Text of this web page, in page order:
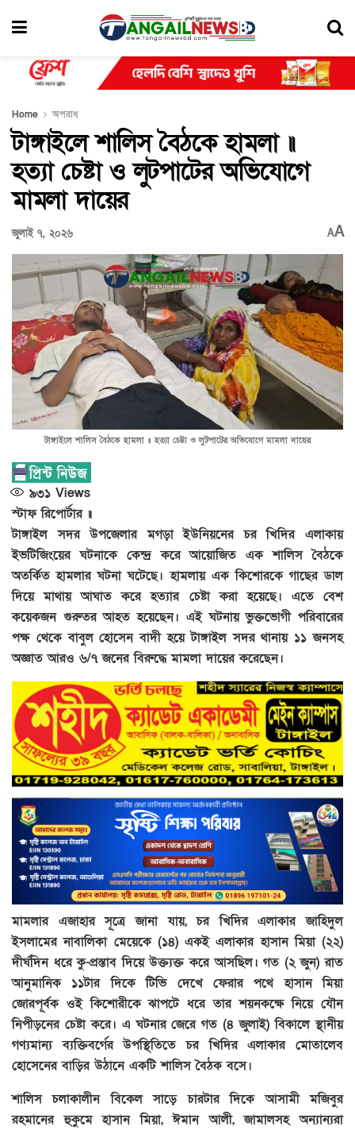
Home অপরাধ
টাঙ্গাইলে শালিস বৈঠকে হামলা ॥
হত্যা চেষ্টা ও লুটপাটের অভিযোগে
মামলা দায়ের
জুলাই ৭, ২০২৬ AA
টাঙ্গাইলে শালিস বৈঠকে হামলা ॥ হত্যা চেষ্টা ও লুটপাটের অভিযোগে মামলা দায়ের
৯৩১ Views
স্টাফ রিপোর্টার ॥
টাঙ্গাইল সদর উপজেলার মগড়া ইউনিয়নের চর খিদির এলাকায়
ইভটিজিংয়ের ঘটনাকে কেন্দ্র করে আয়োজিত এক শালিস বৈঠকে
অতর্কিত হামলার ঘটনা ঘটেছে। হামলায় এক কিশোরকে গাছের ডাল
দিয়ে মাথায় আঘাত করে হত্যার চেষ্টা করা হয়েছে। এতে বেশ
কয়েকজন গুরুতর আহত হয়েছেন। এই ঘটনায় ভুক্তভোগী পরিবারের
পক্ষ থেকে বাবুল হোসেন বাদী হয়ে টাঙ্গাইল সদর থানায় ১১ জনসহ
অজ্ঞাত আরও ৬/৭ জনের বিরুদ্ধে মামলা দায়ের করেছেন।
মামলার এজাহার সূত্রে জানা যায়, চর খিদির এলাকার জাহিদুল
ইসলামের নাবালিকা মেয়েকে (১৪) একই এলাকার হাসান মিয়া (২২)
দীর্ঘদিন ধরে কু-প্রস্তাব দিয়ে উক্ত্যক্ত করে আসছিল। গত (২ জুন) রাত
আনুমানিক ১১টার দিকে টিভি দেখে ফেরার পথে হাসান মিয়া
জোরপূর্বক ওই কিশোরীকে ঝাপটে ধরে তার শয়নকক্ষে নিয়ে যৌন
নিপীড়নের চেষ্টা করে। এ ঘটনার জেরে গত (৪ জুলাই) বিকালে স্থানীয়
গণ্যমান্য ব্যক্তিবর্গের উপস্থিতিতে চর খিদির এলাকার মোতালেব
হোসেনের বাড়ির উঠানে একটি শালিস বৈঠক বসে।
শালিস চলাকালীন বিকেল সাড়ে চারটার দিকে আসামী মজিবুর
রহমানের হুকুমে হাসান মিয়া, ঈমান আলী, জামালসহ অন্যান্যরা